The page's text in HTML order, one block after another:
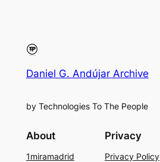
Daniel G. Andújar Archive
by Technologies To The People
About
1miramadrid
Privacy
Privacy Policy